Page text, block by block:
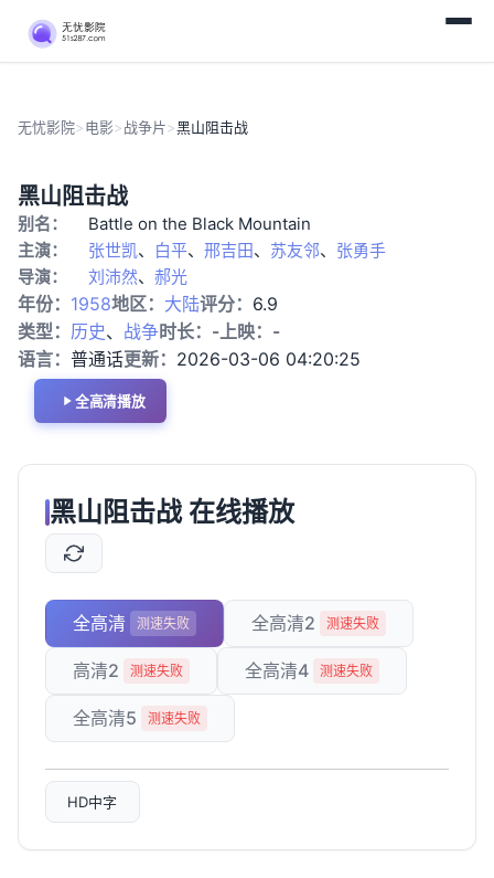
无忧影院>电影>战争片>黑山阻击战
片
结
黑山阻击战
别名：
Battle on the Black Mountain
主演：
张世凯、 白平、 邢吉田、 苏友邻、 张勇手
导演：
刘沛然、 郝光
年份： 1958地区： 大陆评分： 6.9
类型： 历史、 战争时长： -上映： -
语言： 普通话更新： 2026-03-06 04:20:25
全高清播放
黑山阻击战 在线播放
全高清 测速失败 全高清2 测速失败
高清2 测速失败 全高清4 测速失败
全高清5 测速失败
HD中字